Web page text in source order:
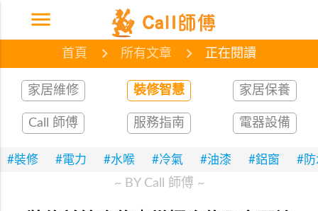
menu 首頁 網誌 文章
首頁 所有文章 正在閱讀
家居維修 裝修智慧 家居保養
Call 師傅 服務指南 電器設備
#裝修 #電力 #水喉 #冷氣 #油漆 #鋁窗 #防
~ BY Call 師傅 ~